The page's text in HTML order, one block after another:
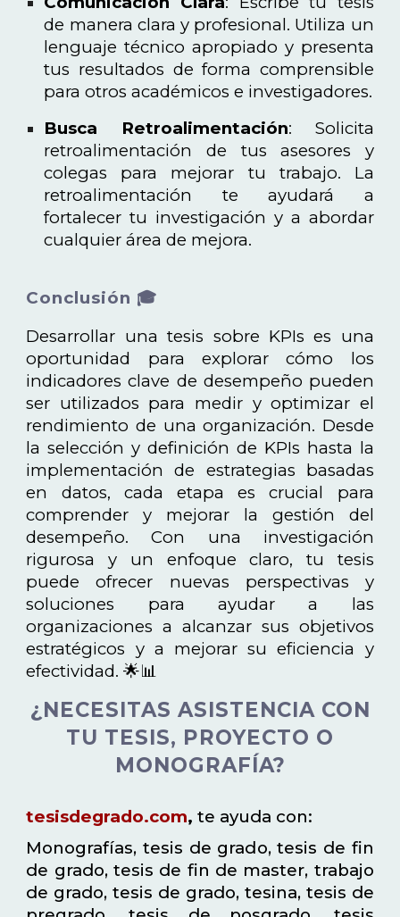
de manera clara y profesional. Utiliza un
lenguaje técnico apropiado y presenta
tus resultados de forma comprensible
para otros académicos e investigadores.
Busca Retroalimentación: Solicita
retroalimentación de tus asesores y
colegas para mejorar tu trabajo. La
retroalimentación te ayudará a
fortalecer tu investigación y a abordar
cualquier área de mejora.
Conclusión 🎓
Desarrollar una tesis sobre KPIs es una
oportunidad para explorar cómo los
indicadores clave de desempeño pueden
ser utilizados para medir y optimizar el
rendimiento de una organización. Desde
la selección y definición de KPIs hasta la
implementación de estrategias basadas
en datos, cada etapa es crucial para
comprender y mejorar la gestión del
desempeño. Con una investigación
rigurosa y un enfoque claro, tu tesis
puede ofrecer nuevas perspectivas y
soluciones para ayudar a las
organizaciones a alcanzar sus objetivos
estratégicos y a mejorar su eficiencia y
efectividad. 🌟📊
¿NECESITAS ASISTENCIA CON
TU TESIS, PROYECTO O
MONOGRAFÍA?
tesisdegrado.com, te ayuda con:
Monografías, tesis de grado, tesis de fin
de grado, tesis de fin de master, trabajo
de grado, tesis de grado, tesina, tesis de